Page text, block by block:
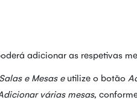
adicionar as respetivas
Salas e Mesas e utilize o botão
várias mesas,